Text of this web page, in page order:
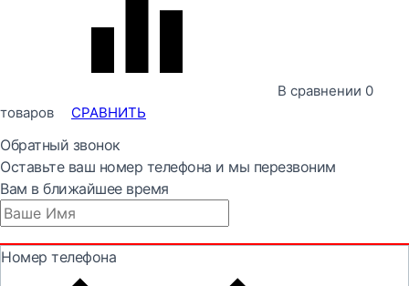
В сравнении 0
товаров
СРАВНИТЬ
Обратный звонок
Оставьте ваш номер телефона и мы перезвоним
Вам в ближайшее время
Номер телефона